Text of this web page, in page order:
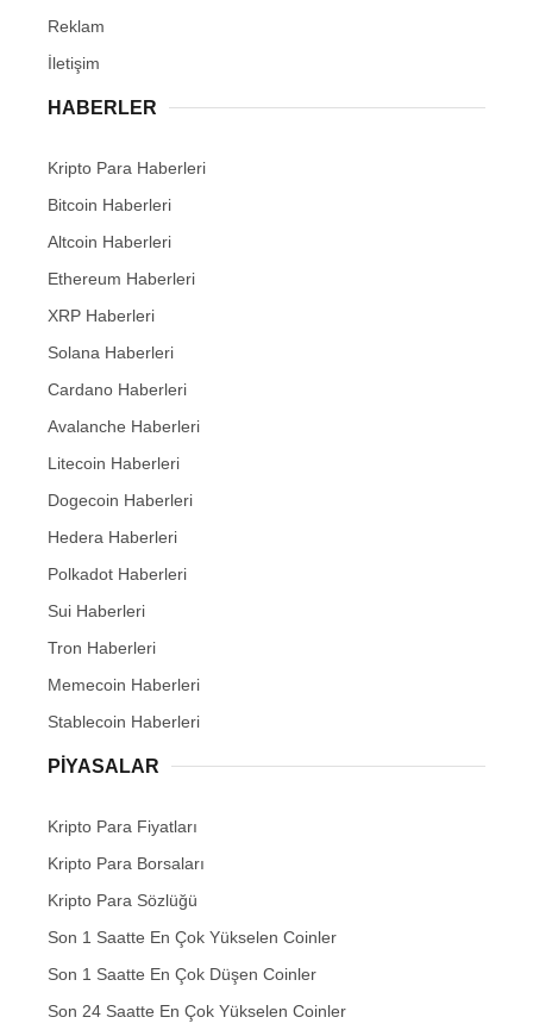
Reklam
İletişim
HABERLER
Kripto Para Haberleri
Bitcoin Haberleri
Altcoin Haberleri
Ethereum Haberleri
XRP Haberleri
Solana Haberleri
Cardano Haberleri
Avalanche Haberleri
Litecoin Haberleri
Dogecoin Haberleri
Hedera Haberleri
Polkadot Haberleri
Sui Haberleri
Tron Haberleri
Memecoin Haberleri
Stablecoin Haberleri
PIYASALAR
Kripto Para Fiyatları
Kripto Para Borsaları
Kripto Para Sözlüğü
Son 1 Saatte En Çok Yükselen Coinler
Son 1 Saatte En Çok Düşen Coinler
Son 24 Saatte En Çok Yükselen Coinler